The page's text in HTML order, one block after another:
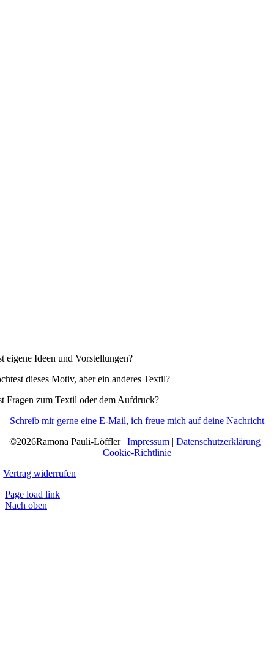
eigene Ideen und Vorstellungen?
dieses Motiv, aber ein anderes Textil?
Fragen zum Textil oder dem Aufdruck?
Schreib mir gerne eine E-Mail, ich freue mich auf deine Nachricht
©2026Ramona Pauli-Löffler | Impressum | Datenschutzerklärung |
Cookie-Richtlinie
Vertrag widerrufen
Page load link
Nach oben